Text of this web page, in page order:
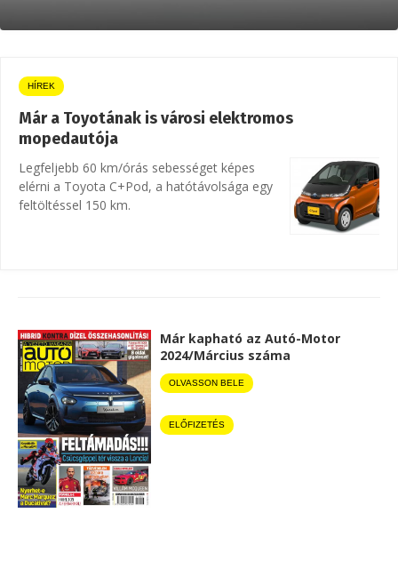
HÍREK
Már a Toyotának is városi elektromos
mopedautója
Legfeljebb 60 km/órás sebességet képes
elérni a Toyota C+Pod, a hatótávolsága egy
feltöltéssel 150 km.
Már kapható az Autó-Motor
2024/Március száma
OLVASSON BELE
ELŐFIZETÉS